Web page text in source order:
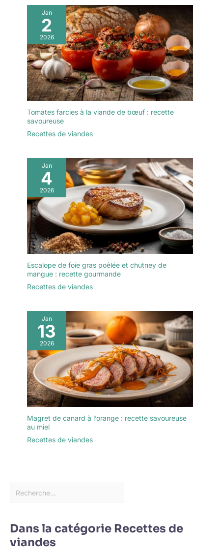
Jan
2
2026
Tomates farcies à la viande de bœuf : recette
savoureuse
Recettes de viandes
Jan
4
2026
Escalope de foie gras poêlée et chutney de
mangue : recette gourmande
Recettes de viandes
Jan
13
2026
Magret de canard à l’orange : recette savoureuse
au miel
Recettes de viandes
Dans la catégorie Recettes de
viandes